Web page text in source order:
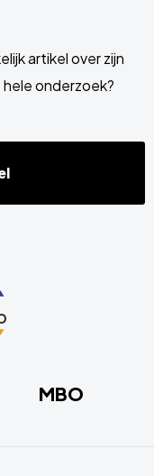
artikel over zijn
onderzoek?
MBO